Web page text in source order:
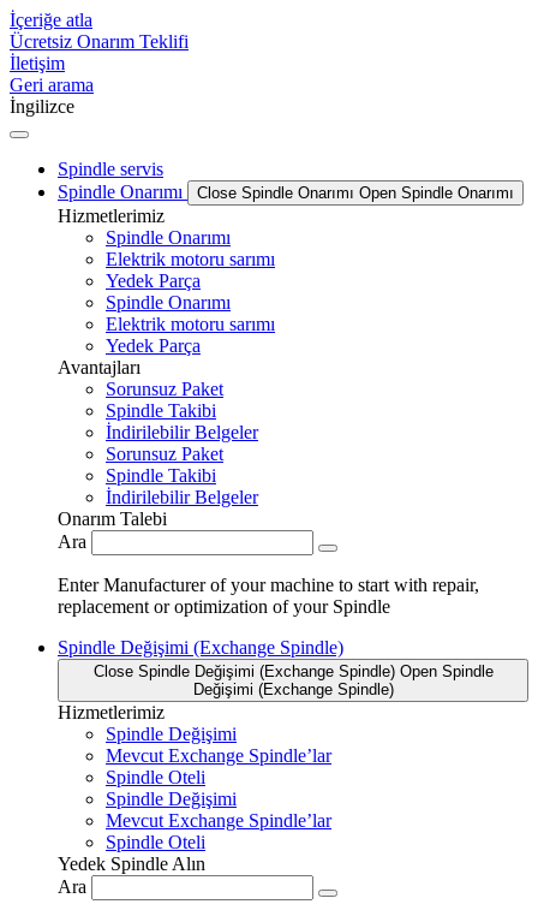
İçeriğe atla
Ücretsiz Onarım Teklifi
İletişim
Geri arama
İngilizce
Spindle servis
Spindle Onarımı
Close Spindle Onarımı Open Spindle Onarımı
Hizmetlerimiz
Spindle Onarımı
Elektrik motoru sarımı
Yedek Parça
Spindle Onarımı
Elektrik motoru sarımı
Yedek Parça
Avantajları
Sorunsuz Paket
Spindle Takibi
İndirilebilir Belgeler
Sorunsuz Paket
Spindle Takibi
İndirilebilir Belgeler
Onarım Talebi
Ara
Enter Manufacturer of your machine to start with repair,
replacement or optimization of your Spindle
Spindle Değişimi (Exchange Spindle)
Close Spindle Değişimi (Exchange Spindle) Open Spindle
Değişimi (Exchange Spindle)
Hizmetlerimiz
Spindle Değişimi
Mevcut Exchange Spindle’lar
Spindle Oteli
Spindle Değişimi
Mevcut Exchange Spindle’lar
Spindle Oteli
Yedek Spindle Alın
Ara